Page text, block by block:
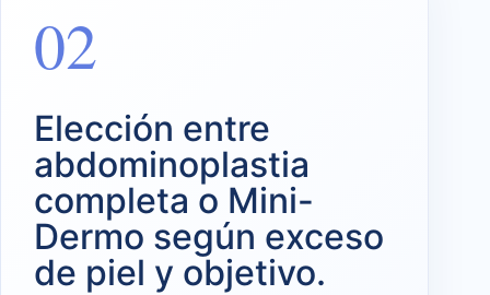
02
Elección entre
abdominoplastia
completa o Mini-
Dermo según exceso
de piel y objetivo.